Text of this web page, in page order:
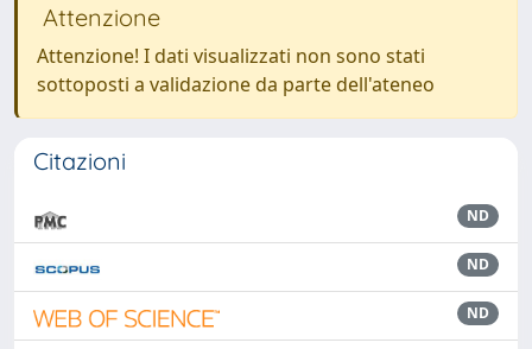
Attenzione
Attenzione! I dati visualizzati non sono stati
sottoposti a validazione da parte dell'ateneo
Citazioni
ND
ND
ND